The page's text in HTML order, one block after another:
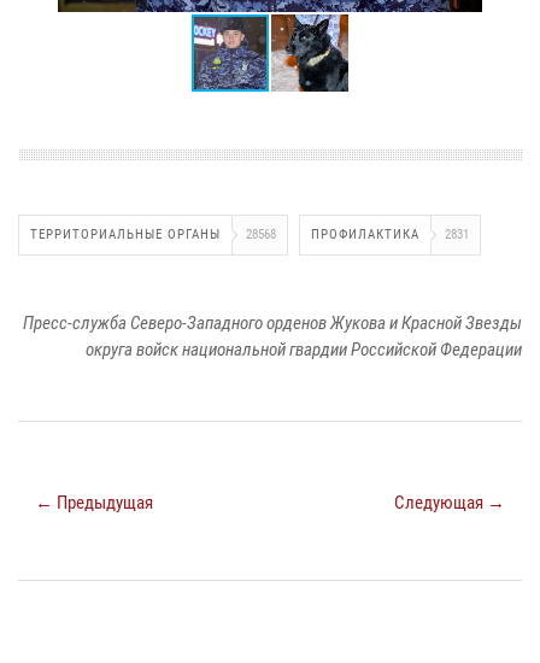
ТЕРРИТОРИАЛЬНЫЕ ОРГАНЫ 28568 ПРОФИЛАКТИКА 2831
Пресс-служба Северо-Западного орденов Жукова и Красной Звезды
округа войск национальной гвардии Российской Федерации
← Предыдущая Следующая →